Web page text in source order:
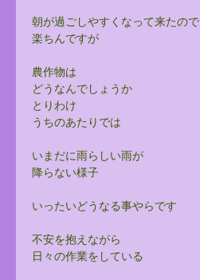
朝が過ごしやすくなって来たので
楽ちんですが
農作物は
どうなんでしょうか
とりわけ
うちのあたりでは
いまだに雨らしい雨が
降らない様子
いったいどうなる事やらです
不安を抱えながら
日々の作業をしている